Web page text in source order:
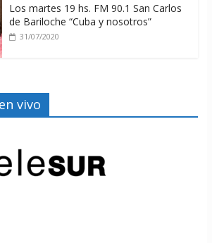
Los martes 19 hs. FM 90.1 San Carlos
de Bariloche “Cuba y nosotros”
31/07/2020
vivo